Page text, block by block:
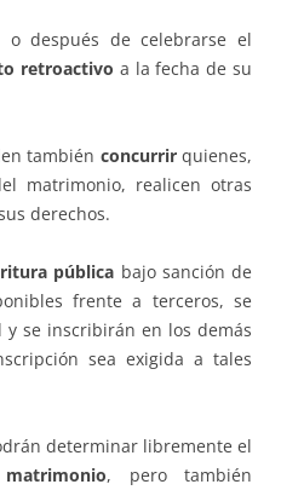
después de celebrarse el
retroactivo a la fecha de su
también concurrirquienes,
matrimonio, realicen otras
derechos.
pública bajo sanción de
frente a terceros, se
se inscribirán en los demás
sea exigida a tales
determinar libremente el
, pero también